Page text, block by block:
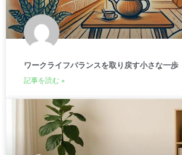
ワークライフバランスを取り戻す小さな一歩
記事を読む »